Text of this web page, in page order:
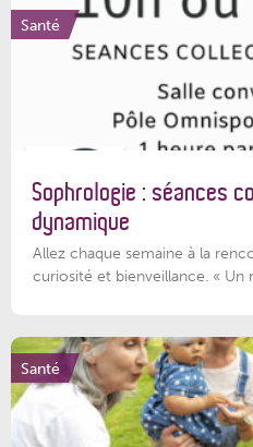
Santé
Sophrologie : séances
dynamique
Allez chaque semaine à la
curiosité et bienveillance. « Un
Santé